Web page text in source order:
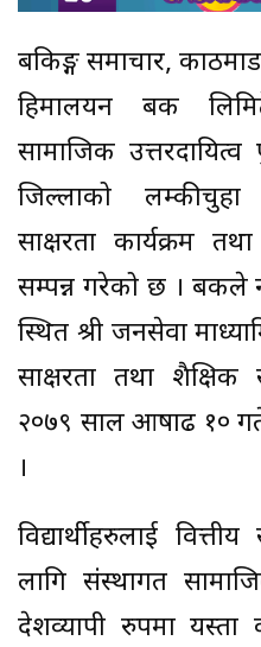
बैंकिङ्ग समाचार,
हिमालयन बैंक
सामाजिक
जिल्लाको लम्कीचुहा
साक्षरता कार्यक्रम
सम्पन्न गरेको छ । बैंकले
स्थित श्री जनसेवा
साक्षरता तथा शैक्षिक
२०७९ साल आषाढ १०
।
विद्यार्थीहरुलाई
लागि संस्थागत
देशव्यापी रुपमा यस्ता